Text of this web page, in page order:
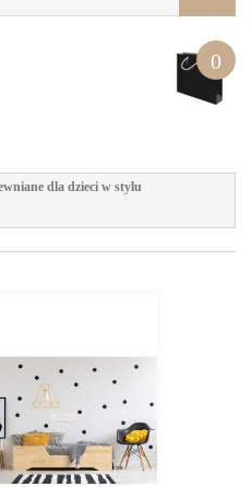
0
dla dzieci w stylu